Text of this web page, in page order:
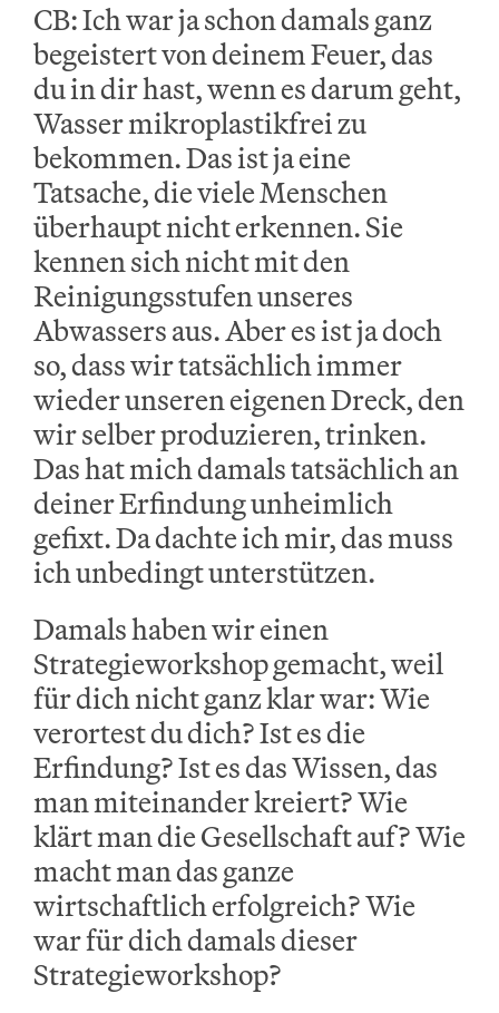
CB: Ich war ja schon damals ganz
begeistert von deinem Feuer, das
du in dir hast, wenn es darum geht,
Wasser mikroplastikfrei zu
bekommen. Das ist ja eine
Tatsache, die viele Menschen
überhaupt nicht erkennen. Sie
kennen sich nicht mit den
Reinigungsstufen unseres
Abwassers aus. Aber es ist ja doch
so, dass wir tatsächlich immer
wieder unseren eigenen Dreck, den
wir selber produzieren, trinken.
Das hat mich damals tatsächlich an
deiner Erfindung unheimlich
gefixt. Da dachte ich mir, das muss
ich unbedingt unterstützen.
Damals haben wir einen
Strategieworkshop gemacht, weil
für dich nicht ganz klar war: Wie
verortest du dich? Ist es die
Erfindung? Ist es das Wissen, das
man miteinander kreiert? Wie
klärt man die Gesellschaft auf? Wie
macht man das ganze
wirtschaftlich erfolgreich? Wie
war für dich damals dieser
Strategieworkshop?